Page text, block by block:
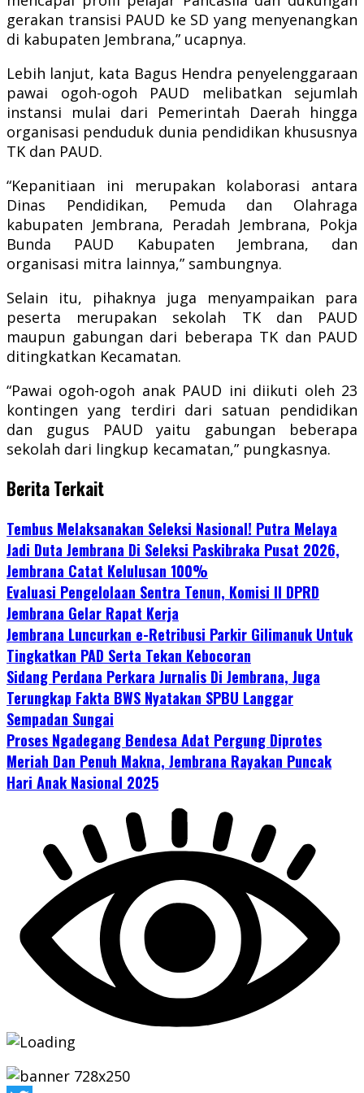
gerakan transisi PAUD ke SD yang menyenangkan
di kabupaten Jembrana,” ucapnya.
Lebih lanjut, kata Bagus Hendra penyelenggaraan
pawai ogoh-ogoh PAUD melibatkan sejumlah
instansi mulai dari Pemerintah Daerah hingga
organisasi penduduk dunia pendidikan khususnya
TK dan PAUD.
“Kepanitiaan ini merupakan kolaborasi antara
Dinas Pendidikan, Pemuda dan Olahraga
kabupaten Jembrana, Peradah Jembrana, Pokja
Bunda PAUD Kabupaten Jembrana, dan
organisasi mitra lainnya,” sambungnya.
Selain itu, pihaknya juga menyampaikan para
peserta merupakan sekolah TK dan PAUD
maupun gabungan dari beberapa TK dan PAUD
ditingkatkan Kecamatan.
“Pawai ogoh-ogoh anak PAUD ini diikuti oleh 23
kontingen yang terdiri dari satuan pendidikan
dan gugus PAUD yaitu gabungan beberapa
sekolah dari lingkup kecamatan,” pungkasnya.
Berita Terkait
Tembus Melaksanakan Seleksi Nasional! Putra Melaya
Jadi Duta Jembrana Di Seleksi Paskibraka Pusat 2026,
Jembrana Catat Kelulusan 100%
Evaluasi Pengelolaan Sentra Tenun, Komisi II DPRD
Jembrana Gelar Rapat Kerja
Jembrana Luncurkan e-Retribusi Parkir Gilimanuk Untuk
Tingkatkan PAD Serta Tekan Kebocoran
Sidang Perdana Perkara Jurnalis Di Jembrana, Juga
Terungkap Fakta BWS Nyatakan SPBU Langgar
Sempadan Sungai
Proses Ngadegang Bendesa Adat Pergung Diprotes
Meriah Dan Penuh Makna, Jembrana Rayakan Puncak
Hari Anak Nasional 2025